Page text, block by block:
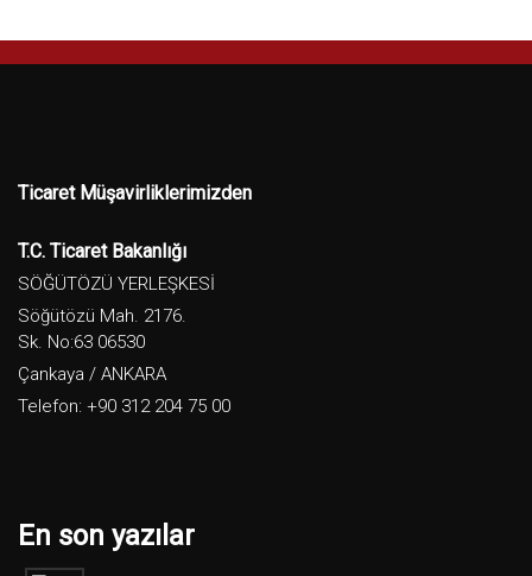
Ticaret Müşavirliklerimizden
T.C. Ticaret Bakanlığı
SÖĞÜTÖZÜ YERLEŞKESİ
Söğütözü Mah. 2176.
Sk. No:63 06530
Çankaya / ANKARA
Telefon: +90 312 204 75 00
En son yazılar